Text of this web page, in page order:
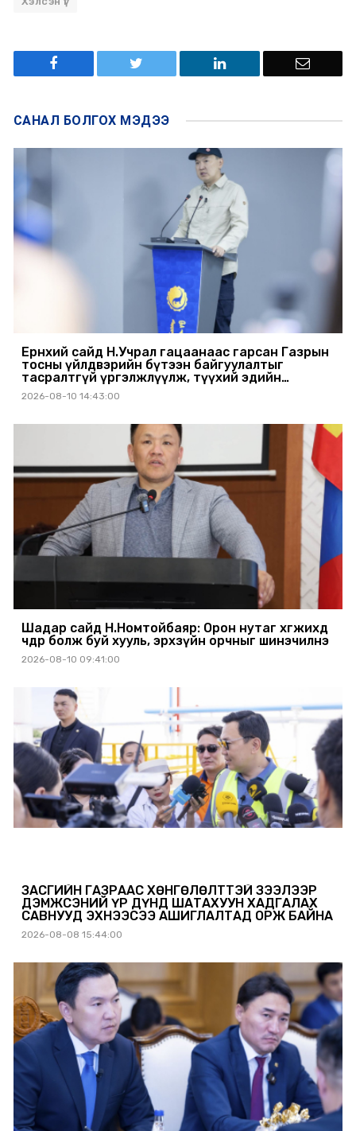
САНАЛ БОЛГОХ МЭДЭЭ
Ерөнхий сайд Н.Учрал гацаанаас гарсан Газрын
тосны үйлдвэрийн бүтээн байгуулалтыг
тасралтгүй үргэлжлүүлж, түүхий эдийн
хангамжийг баталгаажуулах үүрэг өгөв
2026-08-10 14:43:00
Шадар сайд Н.Номтойбаяр: Орон нутаг хөгжихөд
чөдөр болж буй хууль, эрхзүйн орчныг шинэчилнэ
2026-08-10 09:41:00
ЗАСГИЙН ГАЗРААС ХӨНГӨЛӨЛТТЭЙ ЗЭЭЛЭЭР
ДЭМЖСЭНИЙ ҮР ДҮНД ШАТАХУУН ХАДГАЛАХ
САВНУУД ЭХНЭЭСЭЭ АШИГЛАЛТАД ОРЖ БАЙНА
2026-08-08 15:44:00